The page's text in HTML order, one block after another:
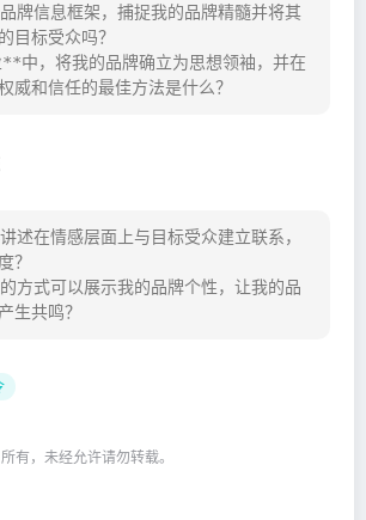
牌信息框架，捕捉我的品牌精髓并将其
目标受众吗？
中，将我的品牌确立为思想领袖，并在
威和信任的最佳方法是什么？
述在情感层面上与目标受众建立联系，
？
方式可以展示我的品牌个性，让我的品
生共鸣？
所有，未经允许请勿转载。